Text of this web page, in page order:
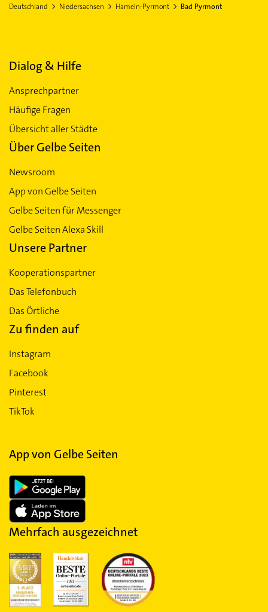
Deutschland Niedersachsen Hameln-Pyrmont Bad Pyrmont
Dialog & Hilfe
Ansprechpartner
Häufige Fragen
Übersicht aller Städte
Über Gelbe Seiten
Newsroom
App von Gelbe Seiten
Gelbe Seiten für Messenger
Gelbe Seiten Alexa Skill
Unsere Partner
Kooperationspartner
Das Telefonbuch
Das Örtliche
Zu finden auf
Instagram
Facebook
Pinterest
TikTok
App von Gelbe Seiten
Mehrfach ausgezeichnet